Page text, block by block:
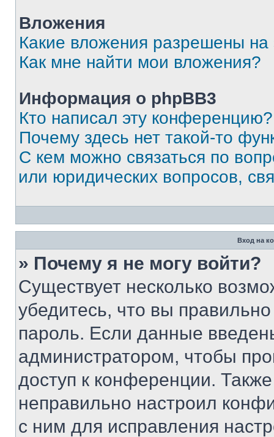
Вложения
Какие вложения разрешены
Как мне найти мои вложения?
Информация о phpBB3
Кто написал эту конференцию?
Почему здесь нет такой-то
С кем можно связаться по
или юридических вопросов,
Вход на
» Почему я не могу войти?
Существует несколько
убедитесь, что вы
пароль. Если данные
администратором, чтобы
доступ к конференции.
неправильно настроил
с ним для исправления